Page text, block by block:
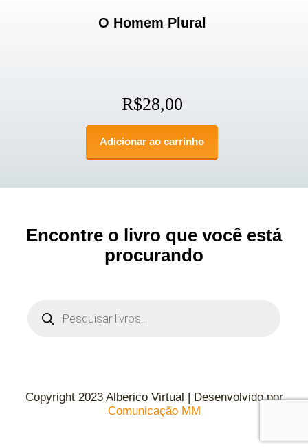
O Homem Plural
R$28,00
Adicionar ao carrinho
Encontre o livro que você está
procurando
Copyright 2023 Alberico Virtual | Desenvolvido por
Comunicação MM